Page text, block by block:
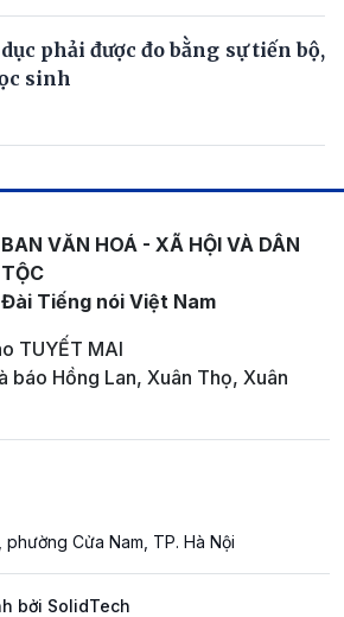
phải được đo bằng sự tiến bộ,
sinh
BAN VĂN HOÁ - XÃ HỘI VÀ DÂN
TỘC
Đài Tiếng nói Việt Nam
TUYẾT MAI
báo Hồng Lan, Xuân Thọ, Xuân
Cửa Nam, TP. Hà Nội
bởi SolidTech